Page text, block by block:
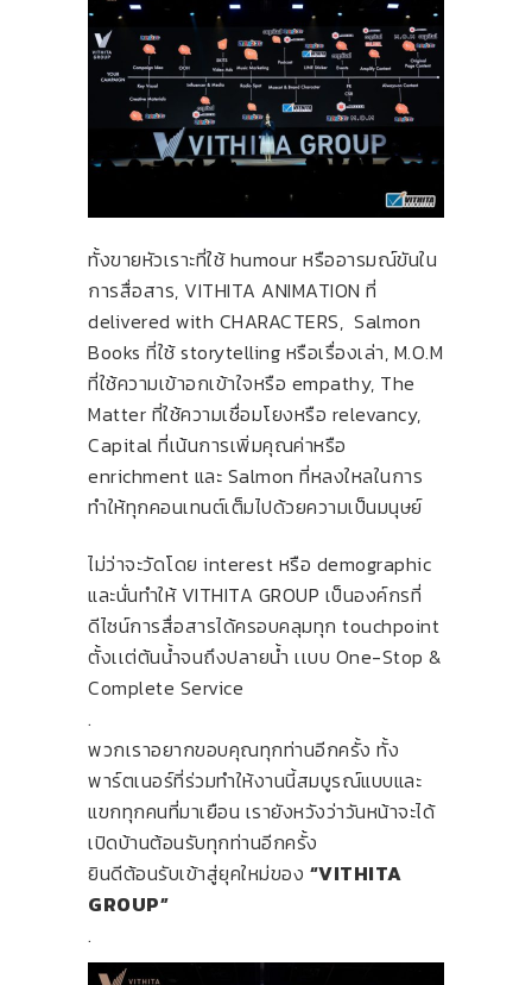
ทั้งขายหัวเราะที่ใช้ humour หรืออารมณ์ขันใน
การสื่อสาร, VITHITA ANIMATION ที่
delivered with CHARACTERS, Salmon
Books ที่ใช้ storytelling หรือเรื่องเล่า, M.O.M
ที่ใช้ความเข้าอกเข้าใจหรือ empathy, The
Matter ที่ใช้ความเชื่อมโยงหรือ relevancy,
Capital ที่เน้นการเพิ่มคุณค่าหรือ
enrichment และ Salmon ที่หลงใหลในการ
ทำให้ทุกคอนเทนต์เต็มไปด้วยความเป็นมนุษย์
ไม่ว่าจะวัดโดย interest หรือ demographic
และนั่นทำให้ VITHITA GROUP เป็นองค์กรที่
ดีไซน์การสื่อสารได้ครอบคลุมทุก touchpoint
ตั้งเเต่ต้นน้ำจนถึงปลายน้ำ เเบบ One-Stop &
Complete Service
.
พวกเราอยากขอบคุณทุกท่านอีกครั้ง ทั้ง
พาร์ตเนอร์ที่ร่วมทำให้งานนี้สมบูรณ์แบบและ
แขกทุกคนที่มาเยือน เรายังหวังว่าวันหน้าจะได้
เปิดบ้านต้อนรับทุกท่านอีกครั้ง
ยินดีต้อนรับเข้าสู่ยุคใหม่ของ “VITHITA
GROUP”
.